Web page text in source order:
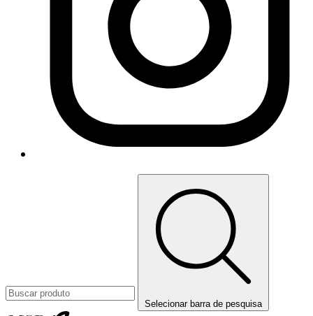
Selecionar barra de pesquisa